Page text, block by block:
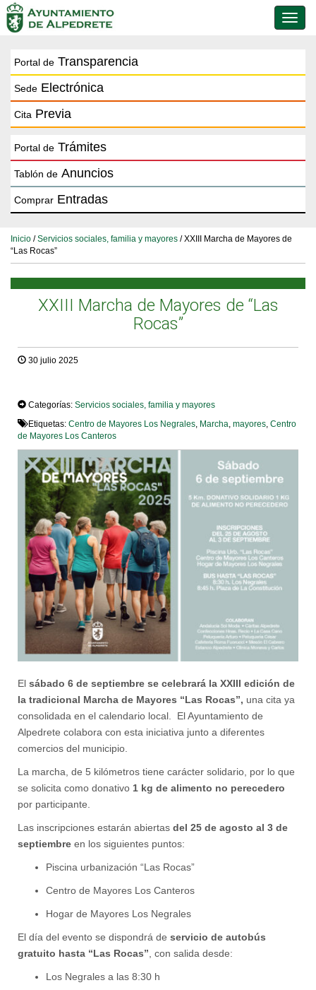
de
Portal de Transparencia
Sede Electrónica
Cita Previa
Portal de Trámites
Tablón de Anuncios
Comprar Entradas
Inicio /Servicios sociales, familia y mayores / XXIII Marcha de Mayores de
“Las Rocas”
XXIII Marcha de Mayores de “Las
Rocas”
30 julio 2025
Categorías: Servicios sociales, familia y mayores
Etiquetas: Centro de Mayores Los Negrales Marcha mayores Centro
de Mayores Los Canteros
El sábado 6 de septiembre se celebrará la XXIII edición de
la tradicional Marcha de Mayores “Las Rocas”, una cita ya
consolidada en el calendario local. El Ayuntamiento de
Alpedrete colabora con esta iniciativa junto a diferentes
comercios del municipio.
La marcha, de 5 kilómetros tiene carácter solidario, por lo que
se solicita como donativo 1 kg de alimento no perecedero
por participante.
Las inscripciones estarán abiertas del 25 de agosto al 3 de
septiembre en los siguientes puntos:
Piscina urbanización “Las Rocas”
Centro de Mayores Los Canteros
Hogar de Mayores Los Negrales
El día del evento se dispondrá de servicio de autobús
gratuito hasta “Las Rocas” , con salida desde:
Los Negrales a las 8:30 h